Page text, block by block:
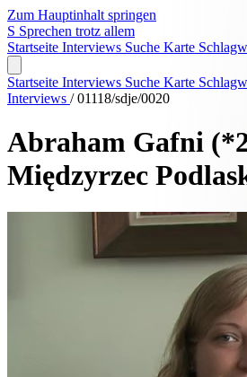
Zum Hauptinhalt springen
S Sprechen trotz allem
Startseite Interviews Suche Karte
Startseite Interviews Suche Karte
Interviews / 01118/sdje/0020
Abraham Gafni
Międzyrzec